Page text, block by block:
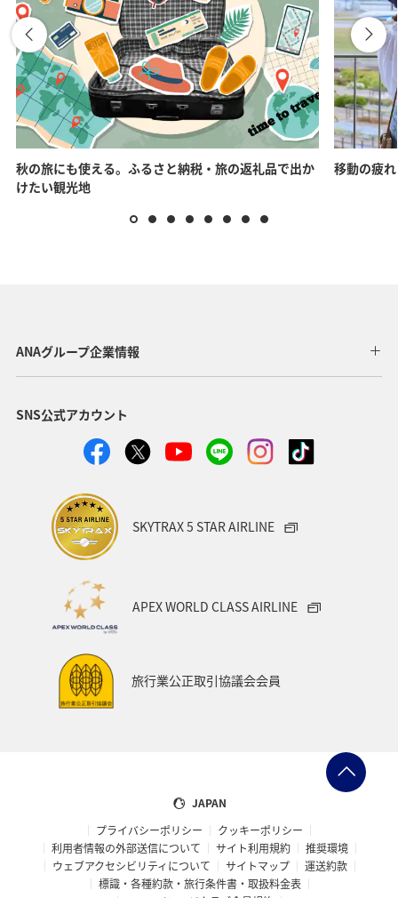
秋の旅にも使える。ふるさと納税・旅の返礼品で出か
けたい観光地
移動の疲
ANAグループ企業情報
SNS公式アカウント
SKYTRAX 5 STAR AIRLINE
APEX WORLD CLASS AIRLINE
旅行業公正取引協議会会員
JAPAN
プライバシーポリシー
クッキーポリシー
利用者情報の外部送信について
サイト利用規約
推奨環境
ウェブアクセシビリティについて
サイトマップ
運送約款
標識・各種約款・旅行条件書・取扱料金表